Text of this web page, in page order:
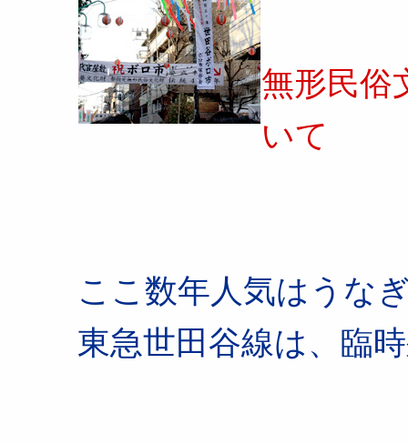
無形民俗
いて
ここ数年人気はうな
東急世田谷線は、臨